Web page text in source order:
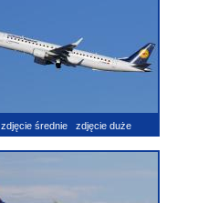
zdjęcie średnie zdjęcie duże